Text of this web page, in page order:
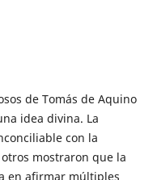
de Tomás de Aquino
idea divina. La
con la
mostraron que la
en afirmar múltiples